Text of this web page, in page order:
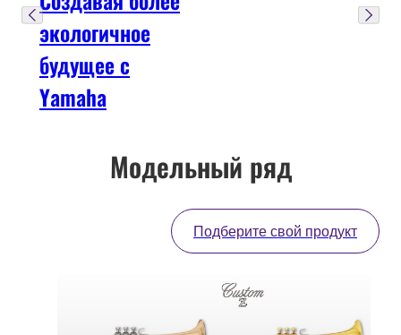
экологичное
будущее с
Yamaha
Модельный ряд
Подберите свой продукт